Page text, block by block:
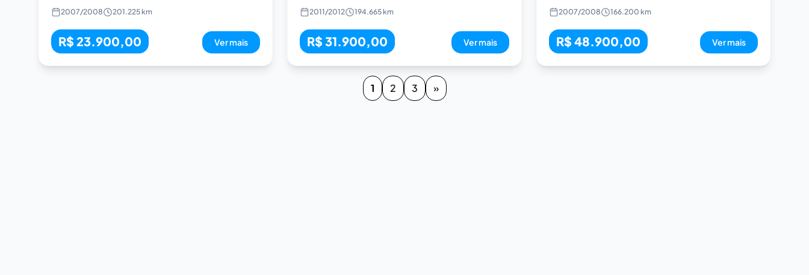
2007/2008 201.225 km
R$ 23.900,00 Ver mais
2011/2012 194.665 km
R$ 31.900,00 Ver mais
2007/2008 166.200 km
R$ 48.900,00 Ver mais
1 2 3 »